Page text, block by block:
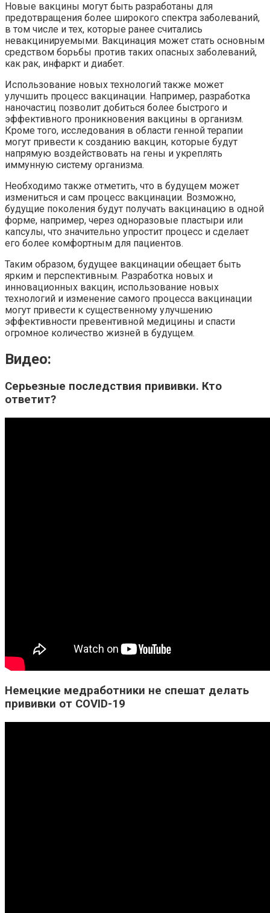
Новые вакцины могут быть разработаны для
предотвращения более широкого спектра заболеваний,
в том числе и тех, которые ранее считались
невакцинируемыми. Вакцинация может стать основным
средством борьбы против таких опасных заболеваний,
как рак, инфаркт и диабет.
Использование новых технологий также может
улучшить процесс вакцинации. Например, разработка
наночастиц позволит добиться более быстрого и
эффективного проникновения вакцины в организм.
Кроме того, исследования в области генной терапии
могут привести к созданию вакцин, которые будут
напрямую воздействовать на гены и укреплять
иммунную систему организма.
Необходимо также отметить, что в будущем может
измениться и сам процесс вакцинации. Возможно,
будущие поколения будут получать вакцинацию в одной
форме, например, через одноразовые пластыри или
капсулы, что значительно упростит процесс и сделает
его более комфортным для пациентов.
Таким образом, будущее вакцинации обещает быть
ярким и перспективным. Разработка новых и
инновационных вакцин, использование новых
технологий и изменение самого процесса вакцинации
могут привести к существенному улучшению
эффективности превентивной медицины и спасти
огромное количество жизней в будущем.
Видео:
Серьезные последствия прививки. Кто
ответит?
Немецкие медработники не спешат делать
прививки от COVID-19